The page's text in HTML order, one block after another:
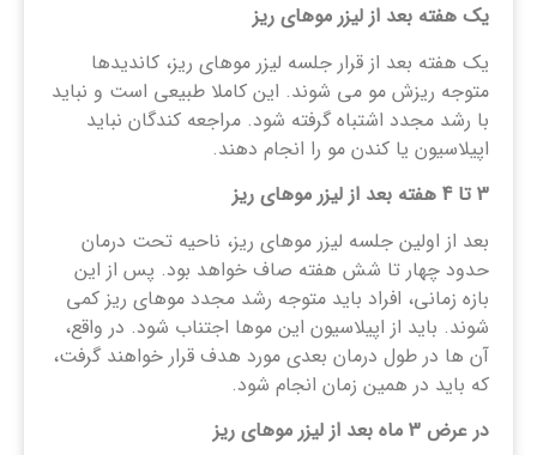
یک هفته بعد از لیزر موهای ریز
یک هفته بعد از قرار جلسه لیزر موهای ریز، کاندیدها
متوجه ریزش مو می شوند. این کاملا طبیعی است و نباید
با رشد مجدد اشتباه گرفته شود. مراجعه کندگان نباید
اپیلاسیون یا کندن مو را انجام دهند.
3 تا 4 هفته بعد از لیزر موهای ریز
بعد از اولین جلسه لیزر موهای ریز، ناحیه تحت درمان
حدود چهار تا شش هفته صاف خواهد بود. پس از این
بازه زمانی، افراد باید متوجه رشد مجدد موهای ریز کمی
شوند. باید از اپیلاسیون این موها اجتناب شود. در واقع،
آن ها در طول درمان بعدی مورد هدف قرار خواهند گرفت،
که باید در همین زمان انجام شود.
در عرض 3 ماه بعد از لیزر موهای ریز